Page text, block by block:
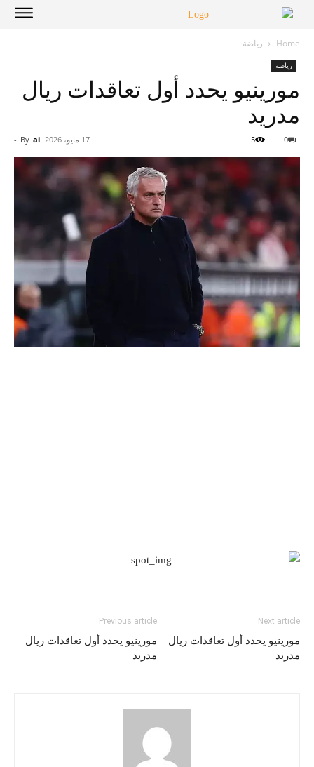
Home رياضة
رياضة
مورينيو يحدد أول تعاقدات ريال
مدريد
By ai
- 17 مايو، 2026 0
5
Previous article
مورينيو يحدد أول تعاقدات ريال
مدريد
Next article
مورينيو يحدد أول تعاقدات ريال
مدريد